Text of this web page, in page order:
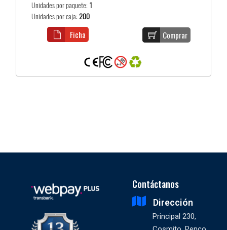
Unidades por paquete: 1
Unidades por caja:200
Comprar
Ficha
Contáctanos
Dirección
Principal 230,